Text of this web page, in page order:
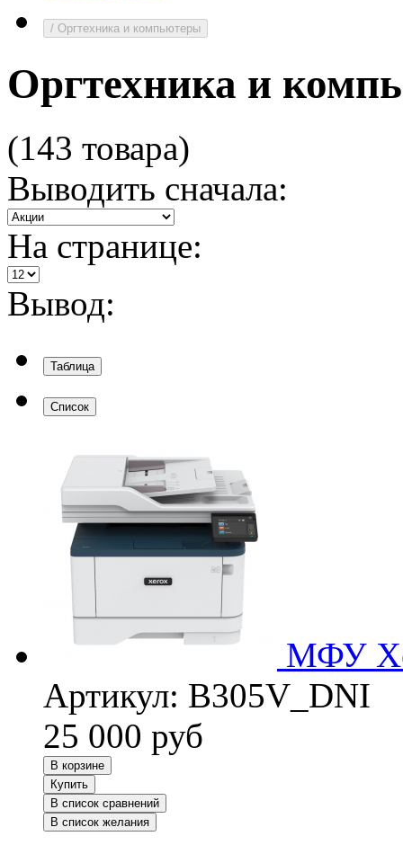
/ Оргтехника и компьютеры
Оргтехника и
(143 товара)
Выводить сначала:
На странице:
Вывод:
Таблица
Список
МФУ
Артикул: B305V_DNI
25 000 руб
В корзине
Купить
В список сравнений
В список желания